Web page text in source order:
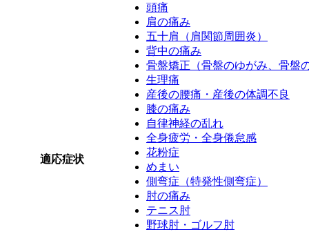
適応症状
頭痛
肩の痛み
五十肩（肩関節周囲炎）
背中の痛み
骨盤矯正（骨盤のゆがみ、骨盤
生理痛
産後の腰痛・産後の体調不良
膝の痛み
自律神経の乱れ
全身疲労・全身倦怠感
花粉症
めまい
側弯症（特発性側弯症）
肘の痛み
テニス肘
野球肘・ゴルフ肘